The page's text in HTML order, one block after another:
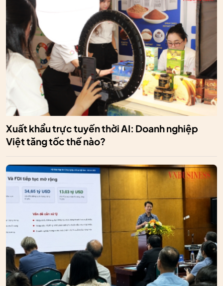
Xuất khẩu trực tuyến thời AI: Doanh nghiệp
Việt tăng tốc thế nào?